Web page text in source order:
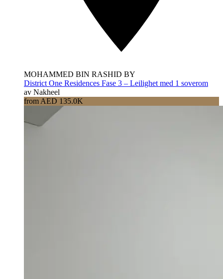
MOHAMMED BIN RASHID BY
District One Residences Fase 3 – Leilighet med 1 soverom
av Nakheel
from AED 135.0K